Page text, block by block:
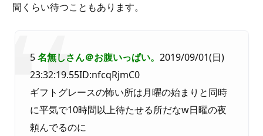
間くらい待つこともあります。
5名無しさん＠お腹いっぱい。 2019/09/01(日)
23:32:19.55ID:nfcqRjmC0
ギフトグレースの怖い所は月曜の始まりと同時
に平気で10時間以上待たせる所だなw日曜の夜
頼んでるのに